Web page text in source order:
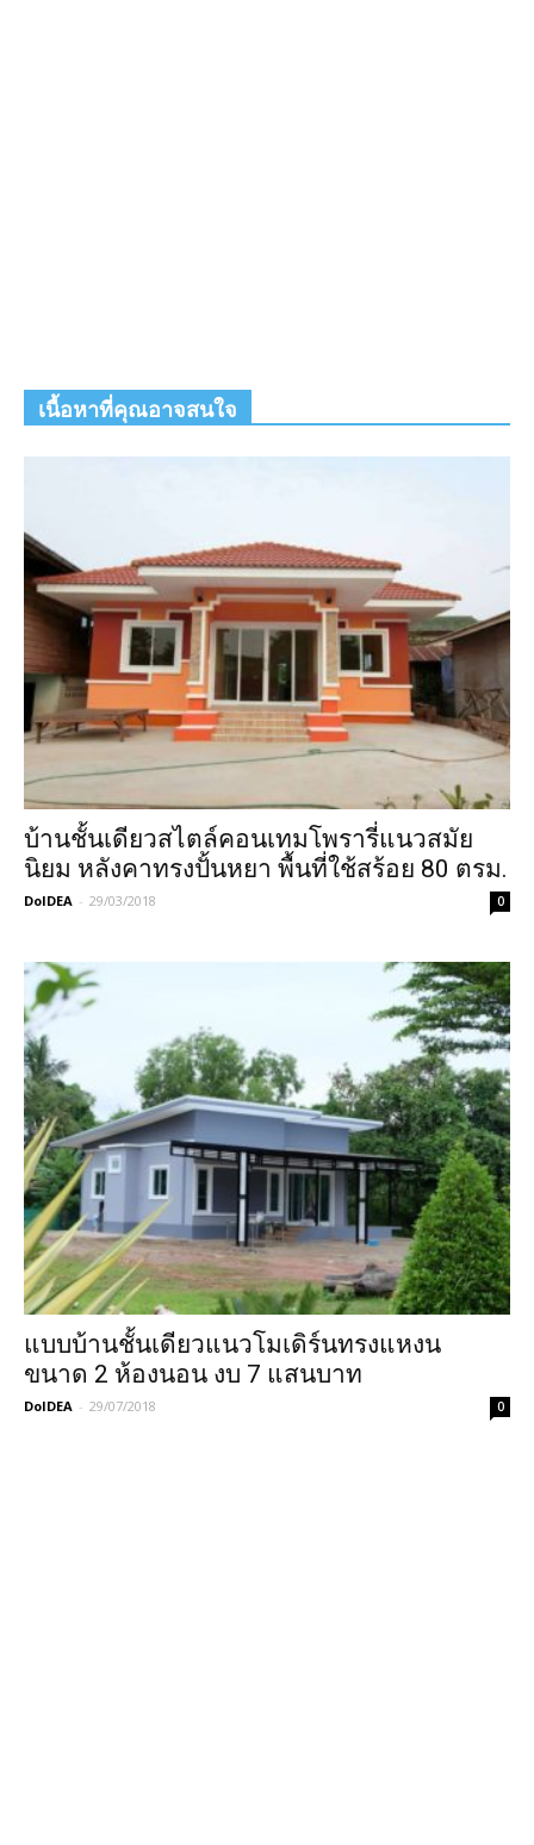
เนื้อหาที่คุณอาจสนใจ
บ้านชั้นเดียวสไตล์คอนเทมโพรารี่แนวสมัย
นิยม หลังคาทรงปั้นหยา พื้นที่ใช้สร้อย 80 ตรม.
DoIDEA - 29/03/2018 0
แบบบ้านชั้นเดียวแนวโมเดิร์นทรงแหงน
ขนาด 2 ห้องนอน งบ 7 แสนบาท
DoIDEA - 29/07/2018 0